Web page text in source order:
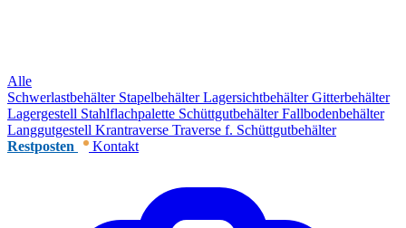
Alle
Schwerlastbehälter StapelbehälterLagersichtbehälterGitterbehälter
Lagergestell Stahlflachpalette SchüttgutbehälterFallbodenbehälter
Langgutgestell Krantraverse Traverse f. Schüttgutbehälter
Restposten
Kontakt